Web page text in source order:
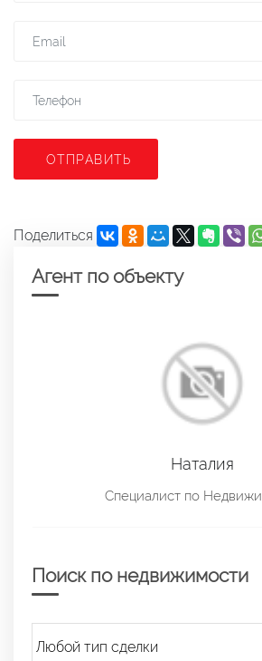
ОТПРАВИТЬ
Поделиться
Агент по объекту
Наталия
Специалист по
Поиск по недвижимости